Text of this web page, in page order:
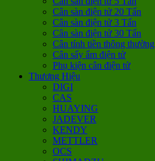
Cân sàn điện tử 20 Tấn
Cân sàn điện tử 3 Tấn
Cân sàn điện tử 30 Tấn
Cân tính tiền thông thường
Cân sấy ẩm điện tử
Phụ kiện cân điện tử
Thương Hiệu
DIGI
CAS
HUAYING
JADEVER
KENDY
METTLER
OCS